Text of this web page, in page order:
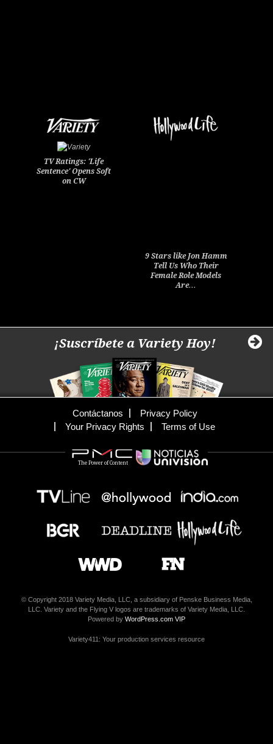
TV Ratings: 'Life
Sentence' Opens Soft
on CW
9 Stars like Jon Hamm
Tell Us Who Their
Female Role Models
Are…
¡Suscríbete a Variety Hoy!
Contáctanos
Privacy Policy
Your Privacy Rights
Terms of Use
The Power of Content
© Copyright 2018 Variety Media, LLC, a subsidiary of Penske Business Media,
LLC. Variety and the Flying V logos are trademarks of Variety Media, LLC.
Powered by WordPress.com VIP
Variety411: Your production services resource